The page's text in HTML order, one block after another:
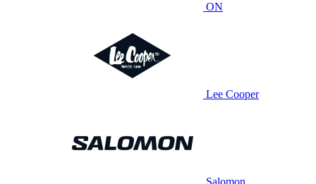
ON
Lee Cooper
Salomon